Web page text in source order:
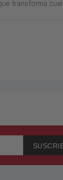
transforma